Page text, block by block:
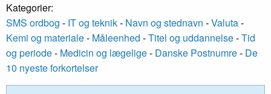
Kategorier:
SMS ordbog - IT og teknik- Navn og stednavn -Valuta-
Kemi og materiale- Måleenhed -Titel og uddannelse-Tid
og periode- Medicin og lægelige- Danske Postnumre- De
10 nyeste forkortelser